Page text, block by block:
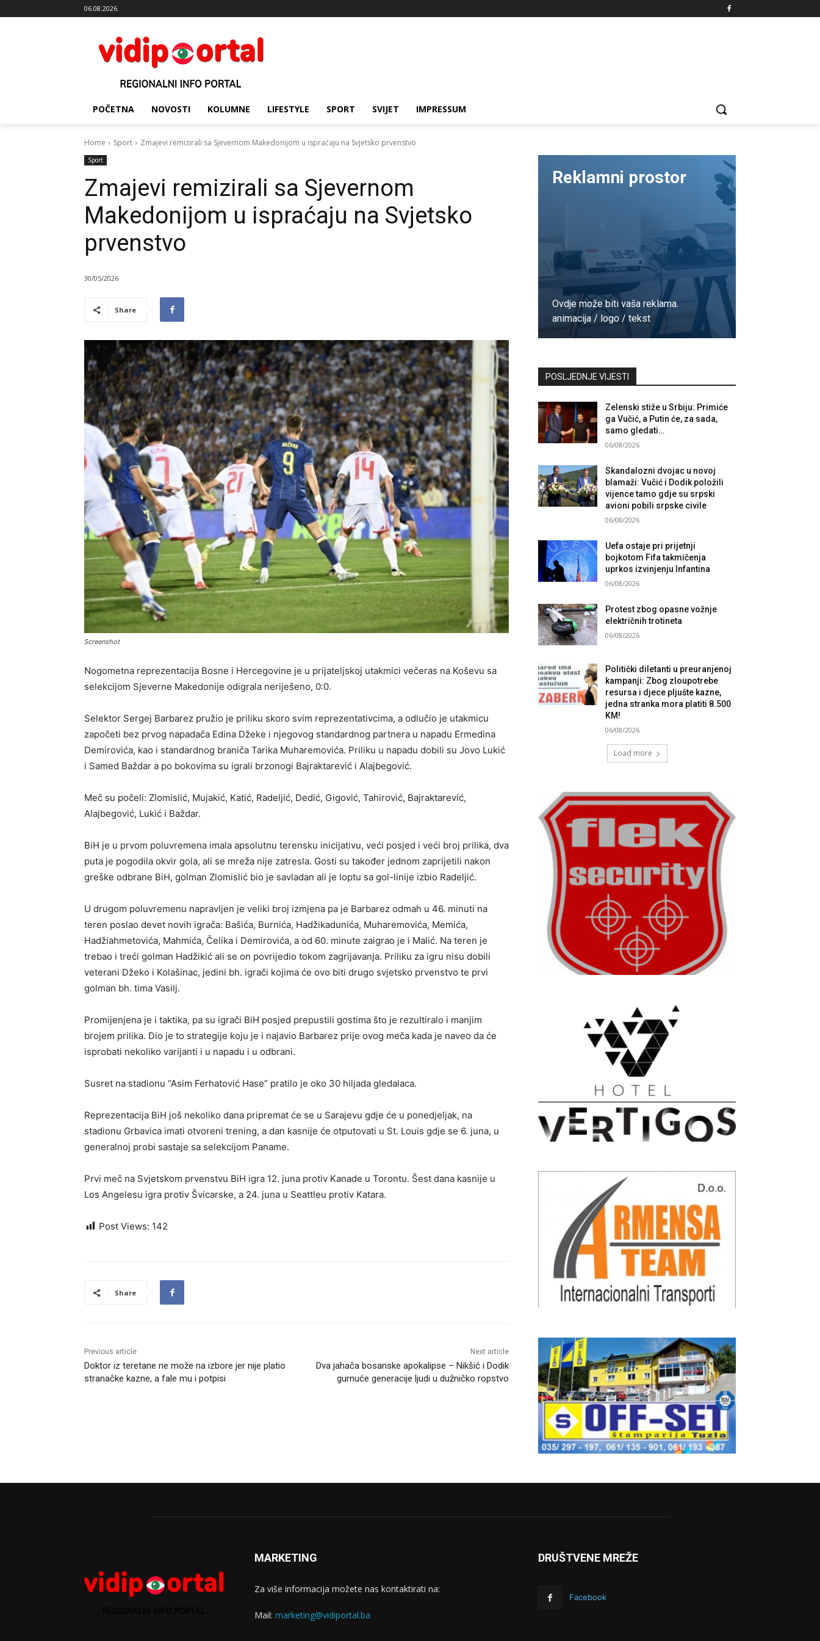
06.08.2026.
POČETNA NOVOSTI KOLUMNE LIFESTYLE SPORT SVIJET IMPRESSUM
Home Sport Zmajevi remizirali sa Sjevernom Makedonijom u ispraćaju na Svjetsko prvenstvo
Sport
Zmajevi remizirali sa Sjevernom
Makedonijom u ispraćaju na Svjetsko
prvenstvo
30/05/2026
Share
Screenshot
Nogometna reprezentacija Bosne i Hercegovine je u prijateljskoj utakmici večeras na Koševu sa
selekcijom Sjeverne Makedonije odigrala neriješeno, 0:0.
Selektor Sergej Barbarez pružio je priliku skoro svim reprezentativcima, a odlučio je utakmicu
započeti bez prvog napadača Edina Džeke i njegovog standardnog partnera u napadu Ermedina
Demirovića, kao i standardnog braniča Tarika Muharemovića. Priliku u napadu dobili su Jovo Lukić
i Samed Baždar a po bokovima su igrali brzonogi Bajraktarević i Alajbegović.
Meč su počeli: Zlomislić, Mujakić, Katić, Radeljić, Dedić, Gigović, Tahirović, Bajraktarević,
Alajbegović, Lukić i Baždar.
BiH je u prvom poluvremena imala apsolutnu terensku inicijativu, veći posjed i veći broj prilika, dva
puta je pogodila okvir gola, ali se mreža nije zatresla. Gosti su također jednom zaprijetili nakon
greške odbrane BiH, golman Zlomislić bio je savladan ali je loptu sa gol-linije izbio Radeljić.
U drugom poluvremenu napravljen je veliki broj izmjena pa je Barbarez odmah u 46. minuti na
teren poslao devet novih igrača: Bašića, Burnića, Hadžikadunića, Muharemovića, Memića,
Hadžiahmetovića, Mahmića, Čelika i Demirovića, a od 60. minute zaigrao je i Malić. Na teren je
trebao i treći golman Hadžikić ali se on povrijedio tokom zagrijavanja. Priliku za igru nisu dobili
veterani Džeko i Kolašinac, jedini bh. igrači kojima će ovo biti drugo svjetsko prvenstvo te prvi
golman bh. tima Vasilj.
Promijenjena je i taktika, pa su igrači BiH posjed prepustili gostima što je rezultiralo i manjim
brojem prilika. Dio je to strategije koju je i najavio Barbarez prije ovog meča kada je naveo da će
isprobati nekoliko varijanti i u napadu i u odbrani.
Susret na stadionu “Asim Ferhatović Hase” pratilo je oko 30 hiljada gledalaca.
Reprezentacija BiH još nekoliko dana pripremat će se u Sarajevu gdje će u ponedjeljak, na
stadionu Grbavica imati otvoreni trening, a dan kasnije će otputovati u St. Louis gdje se 6. juna, u
generalnoj probi sastaje sa selekcijom Paname.
Prvi meč na Svjetskom prvenstvu BiH igra 12. juna protiv Kanade u Torontu. Šest dana kasnije u
Los Angelesu igra protiv Švicarske, a 24. juna u Seattleu protiv Katara.
Post Views: 142
Share
Previous article
Doktor iz teretane ne može na izbore jer nije platio
stranačke kazne, a fale mu i potpisi
Next article
Dva jahača bosanske apokalipse – Nikšić i Dodik
gurnuće generacije ljudi u dužničko ropstvo
Reklamni prostor
Ovdje može biti vaša reklama.
animacija / logo / tekst
POSLJEDNJE VIJESTI
Zelenski stiže u Srbiju: Primiće
ga Vučić, a Putin će, za sada,
samo gledati…
06/08/2026
Skandalozni dvojac u novoj
blamaži: Vučić i Dodik položili
vijence tamo gdje su srpski
avioni pobili srpske civile
06/08/2026
Uefa ostaje pri prijetnji
bojkotom Fifa takmičenja
uprkos izvinjenju Infantina
06/08/2026
Protest zbog opasne vožnje
električnih trotineta
06/08/2026
Politički diletanti u preuranjenoj
kampanji: Zbog zloupotrebe
resursa i djece pljušte kazne,
jedna stranka mora platiti 8.500
KM!
06/08/2026
Load more
MARKETING
Za više informacija možete nas kontaktirati na:
Mail: marketing@vidiportal.ba
DRUŠTVENE MREŽE
Facebook